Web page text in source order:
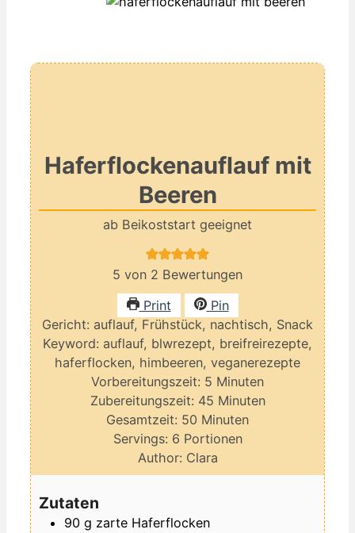
Haferflockenauflauf mit
Beeren
ab Beikoststart geeignet
5 von 2 Bewertungen
Print
Pin
Gericht: auflauf, Frühstück, nachtisch, Snack
Keyword: auflauf, blwrezept, breifreirezepte,
haferflocken, himbeeren, veganerezepte
Vorbereitungszeit: 5 Minuten
Minuten
Zubereitungszeit: 45Minuten
Minuten
Gesamtzeit: 50 Minuten
Minuten
Servings: 6 Portionen
Author: Clara
Zutaten
90 g zarte Haferflocken